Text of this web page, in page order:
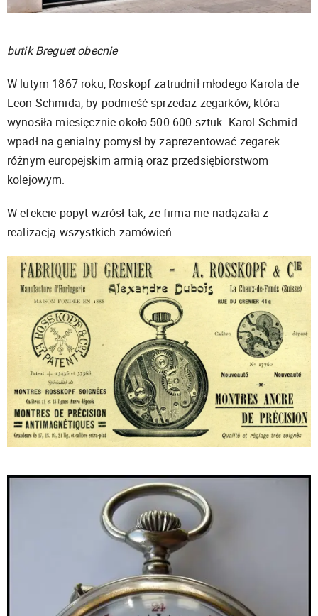
butik Breguet obecnie
W lutym 1867 roku, Roskopf zatrudnił młodego Karola de
Leon Schmida, by podnieść sprzedaż zegarków, która
wynosiła miesięcznie około 500-600 sztuk. Karol Schmid
wpadł na genialny pomysł by zaprezentować zegarek
różnym europejskim armią oraz przedsiębiorstwom
kolejowym.
W efekcie popyt wzrósł tak, że firma nie nadążała z
realizacją wszystkich zamówień.